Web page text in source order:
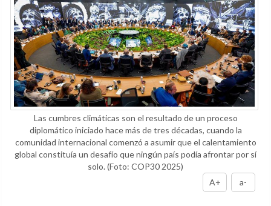
Las cumbres climáticas son el resultado de un proceso
diplomático iniciado hace más de tres décadas, cuando la
comunidad internacional comenzó a asumir que el calentamiento
global constituía un desafío que ningún país podía afrontar por sí
solo.(Foto: COP30 2025)
A+
a-